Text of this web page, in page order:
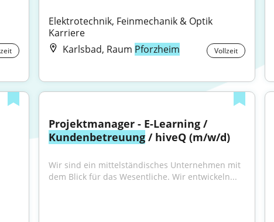
Elektrotechnik, Feinmechanik & Optik
Karriere
Karlsbad, Raum Pforzheim Vollzeit
Projektmanager - E-Learning /
Kundenbetreuung / hiveQ (m/w/d)
Wir sind ein mittelständisches Unternehmen mit
dem Blick für das Wesentliche. Wir entwickeln...